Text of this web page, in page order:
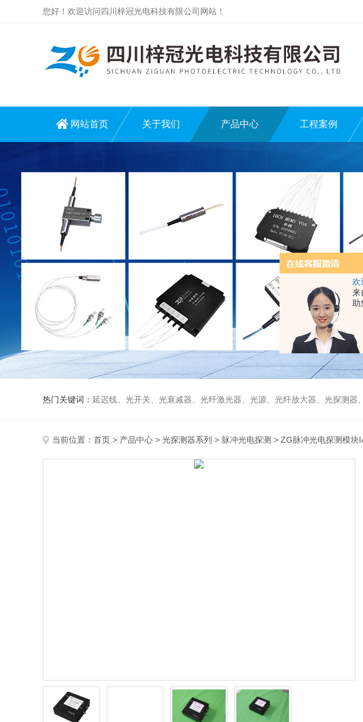
欢
来
助
您好！欢迎访问四川梓冠光电科技有限公司网站！
网站首页 关于我们 产品中心 工程案例
热门关键词： 延迟线、光开关、光衰减器、光纤激光器、光源、光纤放大器、光探测器、WDM准直器、光隔离器、环形器（三端口、四端口）、偏振分束器/合束器、起偏器、耦合器、单纤/双纤准直器、激光准直器
当前位置： 首页 > 产品中心 > 光探测器系列 > 脉冲光电探测 > ZG脉冲光电探测模块